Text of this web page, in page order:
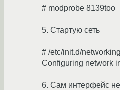
# modprobe 8139too
5. Стартую сеть
# /etc/init.d/
Configuring network
6. Сам интерфейс